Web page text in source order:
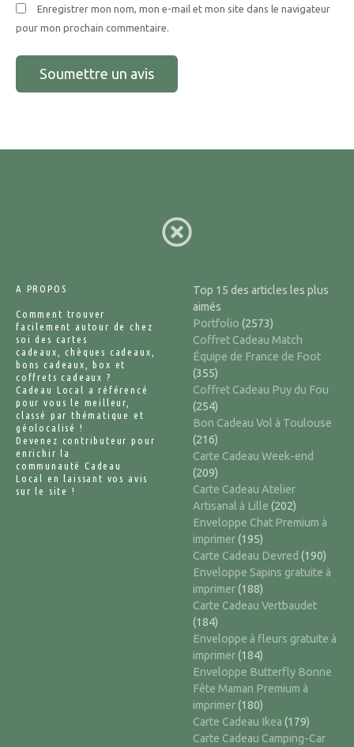
Enregistrer mon nom, mon e-mail et mon site dans le navigateur
pour mon prochain commentaire.
A PROPOS
Comment trouver
facilement autour de chez
soi des cartes
cadeaux, chèques cadeaux,
bons cadeaux, box et
coffrets cadeaux ?
Cadeau Local a référencé
pour vous le meilleur,
classé par thématique et
géolocalisé !
Devenez contributeur pour
enrichir la
communauté Cadeau
Local en laissant vos avis
sur le site !
Top 15 des articles les plus
aimés
Portfolio (2573)
Coffret Cadeau Match
Équipe de France de Foot
(355)
Coffret Cadeau Puy du Fou
(254)
Bon Cadeau Vol à Toulouse
(216)
Carte Cadeau Week-end
(209)
Carte Cadeau Atelier
Artisanal à Lille (202)
Enveloppe Chat Premium à
imprimer(195)
Carte Cadeau Devred (190)
Enveloppe Sapins gratuite à
imprimer(188)
Carte Cadeau Vertbaudet
(184)
Enveloppe à fleurs gratuite à
imprimer(184)
Enveloppe Butterfly Bonne
Fête Maman Premium à
imprimer(180)
Carte Cadeau Ikea (179)
Carte Cadeau Camping-Car